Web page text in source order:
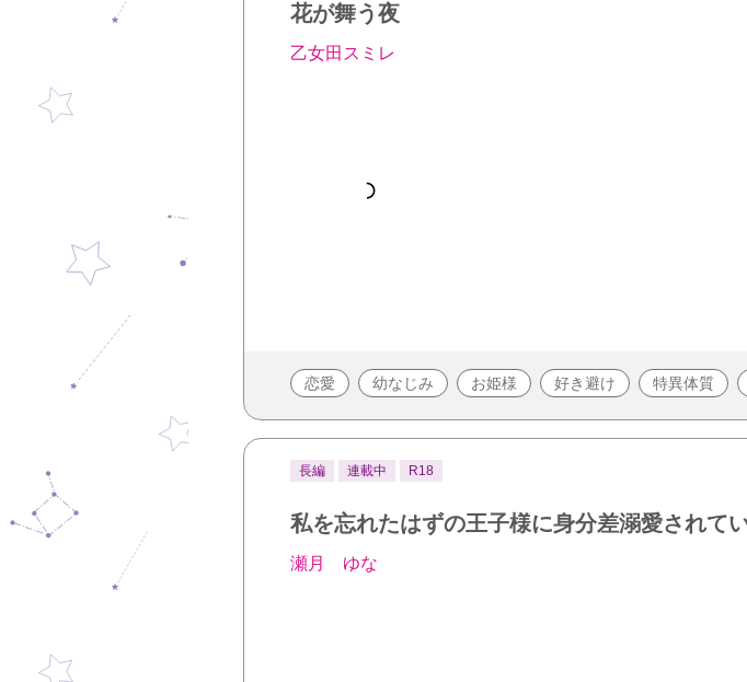
花が舞う夜
乙女田スミレ
恋愛 幼なじみ お姫様 好き避け 特異体質
長編 連載中 R18
私を忘れたはずの王子様に身分差溺愛されて
瀬月 ゆな